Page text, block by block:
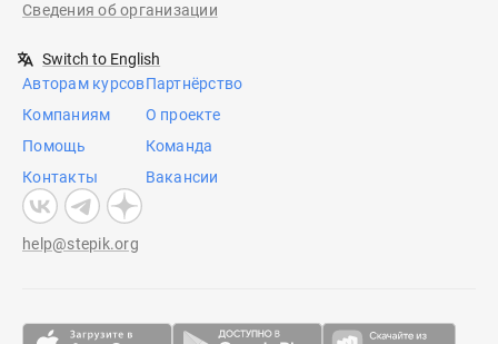
Сведения об организации
Switch to English
Авторам курсов
Компаниям
Помощь
Контакты
Партнёрство
О проекте
Команда
Вакансии
help@stepik.org